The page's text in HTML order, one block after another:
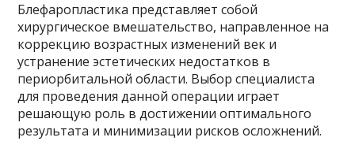
Блефаропластика представляет собой
хирургическое вмешательство, направленное на
коррекцию возрастных изменений век и
устранение эстетических недостатков в
периорбитальной области. Выбор специалиста
для проведения данной операции играет
решающую роль в достижении оптимального
результата и минимизации рисков осложнений.